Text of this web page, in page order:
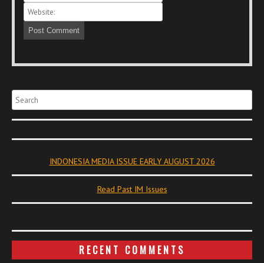
Search
INDONESIA MEDIA ISSUE EARLY AUGUST 2026
Read Past IM Issues
RECENT COMMENTS